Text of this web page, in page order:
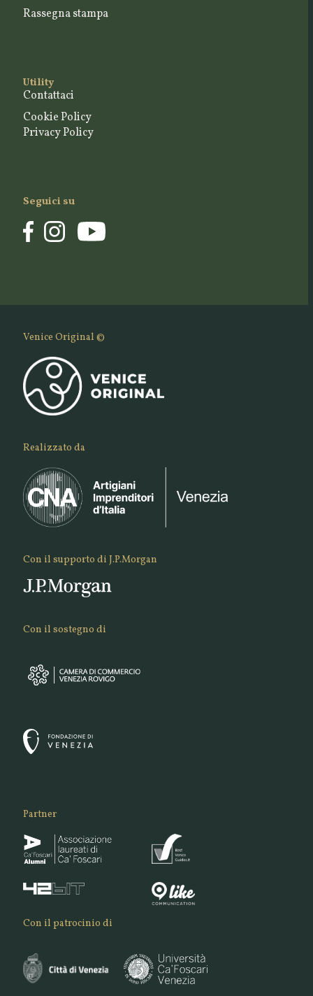
Rassegna stampa
Utility
Contattaci
Cookie Policy
Privacy Policy
Seguici su
Venice Original ©
Realizzato da
Con il supporto di J.P.Morgan
Con il sostegno di
Partner
Con il patrocinio di